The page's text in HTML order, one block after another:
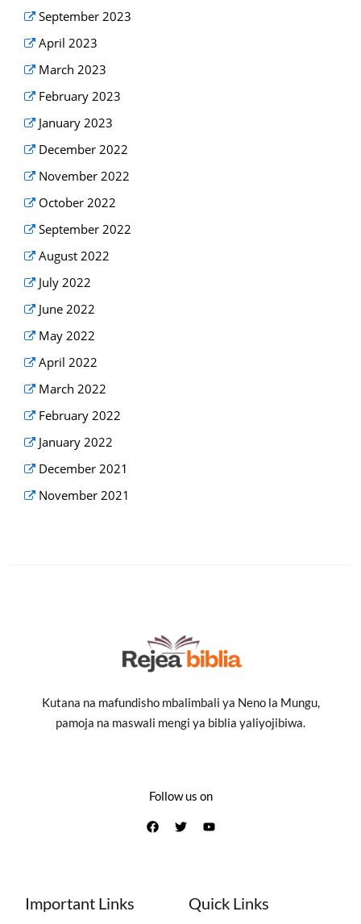
September 2023
April 2023
March 2023
February 2023
January 2023
December 2022
November 2022
October 2022
September 2022
August 2022
July 2022
June 2022
May 2022
April 2022
March 2022
February 2022
January 2022
December 2021
November 2021
Kutana na mafundisho mbalimbali ya Neno la Mungu,
pamoja na maswali mengi ya biblia yaliyojibiwa.
Follow us on
Important Links Quick Links